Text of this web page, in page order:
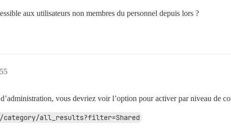
aux utilisateurs non membres du personnel depuis lors ?
vous devriez voir l’option pour activer par niveau de
all_results?filter=Shared